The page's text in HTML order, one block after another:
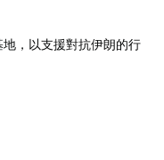
，以支援對抗伊朗的行